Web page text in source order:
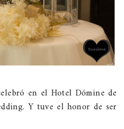
en el Hotel Dómine de
Y tuve el honor de ser